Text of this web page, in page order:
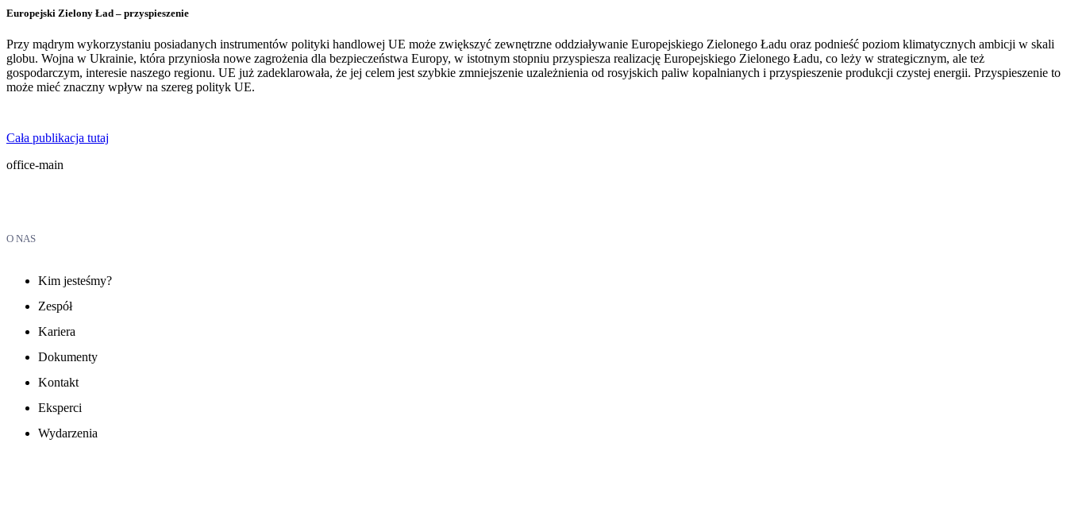
Europejski Zielony Ład – przyspieszenie
Przy mądrym wykorzystaniu posiadanych instrumentów polityki handlowej UE może zwiększyć zewnętrzne oddziaływanie Europejskiego Zielonego Ładu oraz podnieść poziom klimatycznych ambicji w skali
globu. Wojna w Ukrainie, która przyniosła nowe zagrożenia dla bezpieczeństwa Europy, w istotnym stopniu przyspiesza realizację Europejskiego Zielonego Ładu, co leży w strategicznym, ale też
gospodarczym, interesie naszego regionu. UE już zadeklarowała, że jej celem jest szybkie zmniejszenie uzależnienia od rosyjskich paliw kopalnianych i przyspieszenie produkcji czystej energii. Przyspieszenie to
może mieć znaczny wpływ na szereg polityk UE.
Cała publikacja tutaj
office-main
O NAS
Kim jesteśmy?
Zespół
Kariera
Dokumenty
Kontakt
Eksperci
Wydarzenia